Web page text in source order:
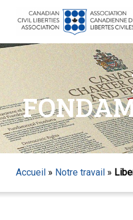
content
Accueil» Notre travail»